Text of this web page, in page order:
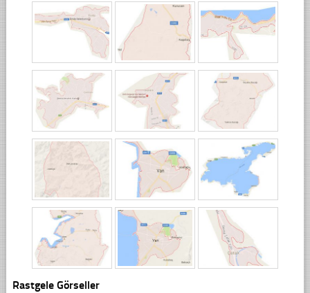
Rastgele Görseller